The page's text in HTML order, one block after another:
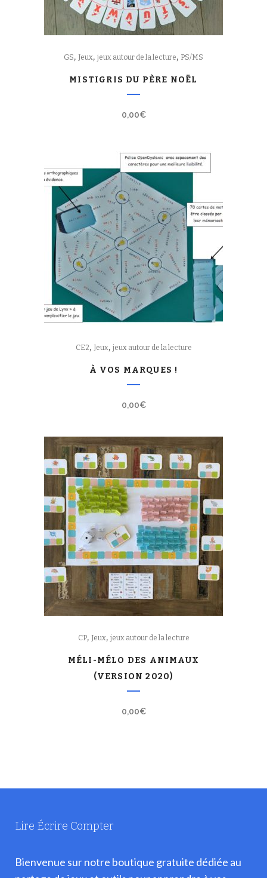
GS, Jeux, jeux autour de la lecture, PS/MS
MISTIGRIS DU PÈRE NOËL
0,00€
CE2, Jeux, jeux autour de la lecture
À VOS MARQUES !
0,00€
CP, Jeux, jeux autour de la lecture
MÉLI-MÉLO DES ANIMAUX
(VERSION 2020)
0,00€
Lire Écrire Compter
Bienvenue sur notre boutique gratuite dédiée au